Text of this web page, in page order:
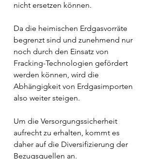
nicht ersetzen können.
Da die heimischen Erdgasvorräte
begrenzt sind und zunehmend nur
noch durch den Einsatz von
Fracking-Technologien gefördert
werden können, wird die
Abhängigkeit von Erdgasimporten
also weiter steigen.
Um die Versorgungssicherheit
aufrecht zu erhalten, kommt es
daher auf die Diversifizierung der
Bezugsquellen an.